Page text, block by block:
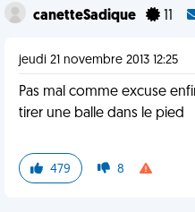
canetteSadique
jeudi 21 novembre 2013 12:25
Pas mal comme excuse
tirer une balle dans le pied
479 8